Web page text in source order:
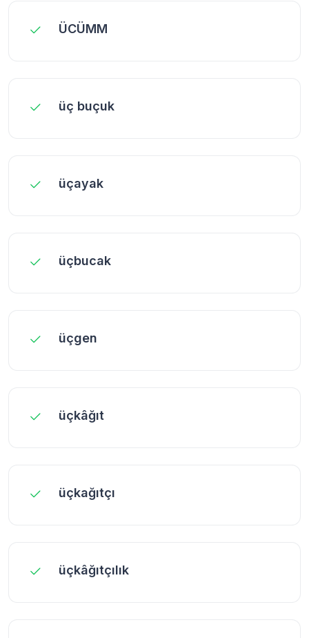
ÜCÜMM
üç buçuk
üçayak
üçbucak
üçgen
üçkâğıt
üçkağıtçı
üçkâğıtçılık